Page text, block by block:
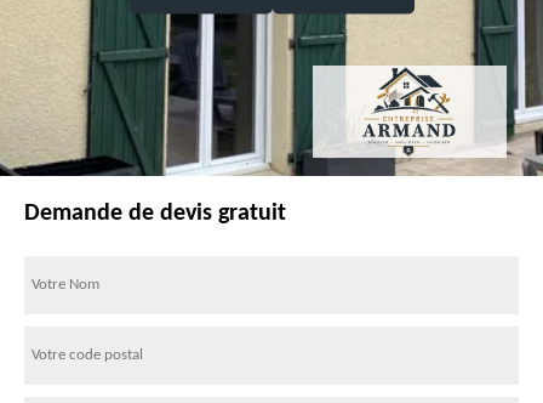
Demande de devis gratuit